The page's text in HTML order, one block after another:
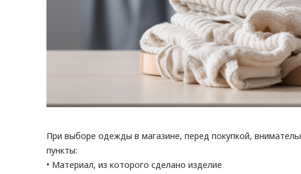
При выборе одежды в магазине, перед покупкой,
пункты:
• Материал, из которого сделано изделие